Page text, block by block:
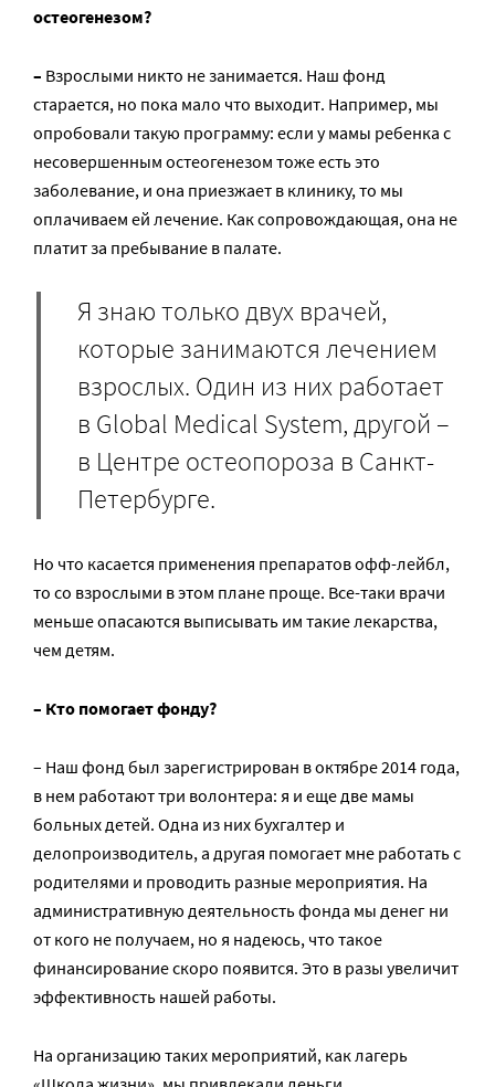
остеогенезом?
– Взрослыми никто не занимается. Наш фонд
старается, но пока мало что выходит. Например, мы
опробовали такую программу: если у мамы ребенка с
несовершенным остеогенезом тоже есть это
заболевание, и она приезжает в клинику, то мы
оплачиваем ей лечение. Как сопровождающая, она не
платит за пребывание в палате.
Я знаю только двух врачей,
которые занимаются лечением
взрослых. Один из них работает
в Global Medical System, другой –
в Центре остеопороза в Санкт-
Петербурге.
Но что касается применения препаратов офф-лейбл,
то со взрослыми в этом плане проще. Все-таки врачи
меньше опасаются выписывать им такие лекарства,
чем детям.
– Кто помогает фонду?
– Наш фонд был зарегистрирован в октябре 2014 года,
в нем работают три волонтера: я и еще две мамы
больных детей. Одна из них бухгалтер и
делопроизводитель, а другая помогает мне работать с
родителями и проводить разные мероприятия. На
административную деятельность фонда мы денег ни
от кого не получаем, но я надеюсь, что такое
финансирование скоро появится. Это в разы увеличит
эффективность нашей работы.
На организацию таких мероприятий, как лагерь